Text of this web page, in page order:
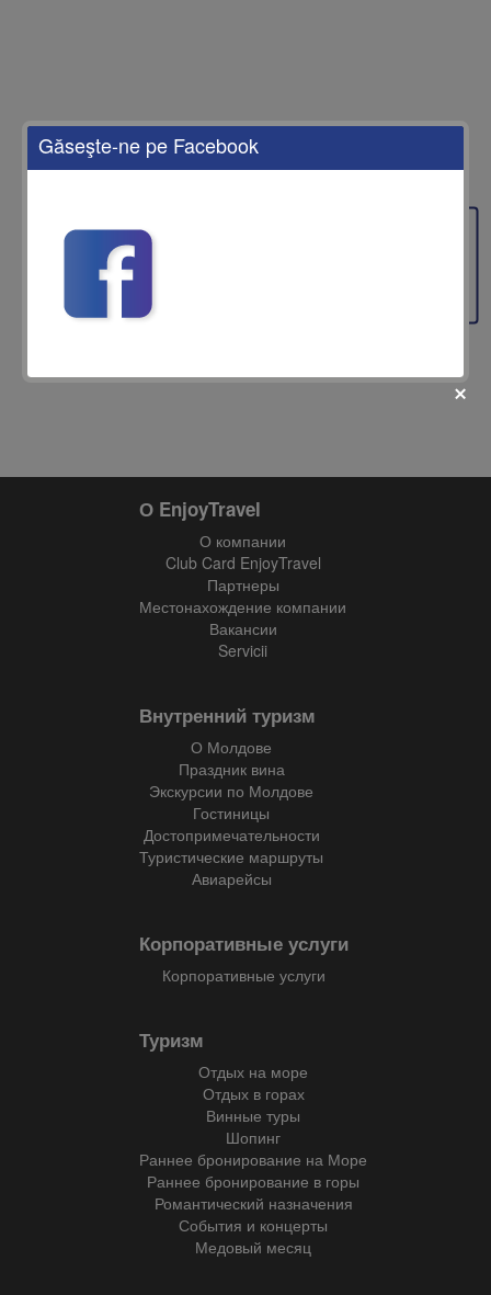
О EnjoyTravel
О компании
Club Card EnjoyTravel
Партнеры
Местонахождение компании
Вакансии
Servicii
Внутренний туризм
О Молдове
Праздник вина
Экскурсии по Молдове
Гостиницы
Достопримечательности
Туристические маршруты
Авиарейсы
Корпоративные услуги
Корпоративные услуги
Туризм
Отдых на море
Отдых в горах
Винные туры
Шопинг
Раннее бронирование на Море
Раннее бронирование в горы
Романтический назначения
События и концерты
Медовый месяц
Găseşte-ne pe Facebook
fii prietenul nostru pe facebook
Află primul cele mai noi oferte